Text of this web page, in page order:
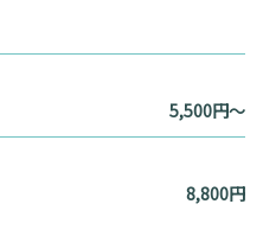
5,500円～
8,800円